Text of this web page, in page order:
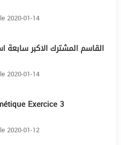
2020-01-14
القاسم المشترك الاكبر
2020-01-14
Exercice 3
2020-01-12